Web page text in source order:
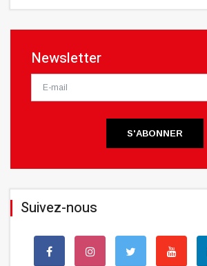
Newsletter
S'ABONNER
Suivez-nous